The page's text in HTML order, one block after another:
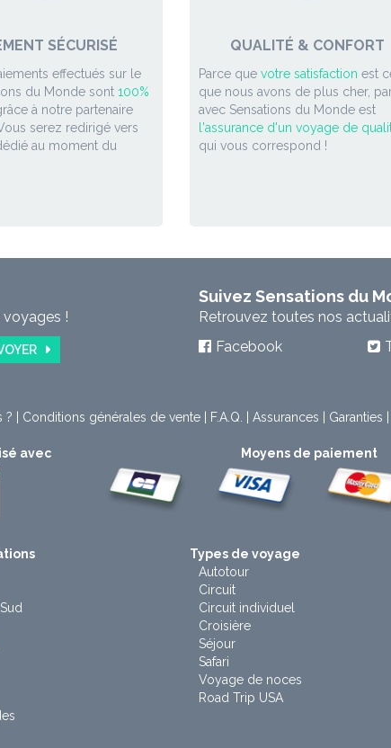
SÉCURISÉ
effectués sur le
du Monde sont 100%
à notre partenaire
serez redirigé vers
au moment du
QUALITÉ & CONFORT
Parce que votre satisfaction est
que nous avons de plus cher,
avec Sensations du Monde est
l'assurance d'un voyage de
qui vous correspond !
voyages !
Suivez Sensations du
Retrouvez toutes nos
Facebook
? Conditions générales de vente| F.A.Q. Assurances Garanties
avec Moyens de paiement
Types de voyage
Autotour
Circuit
Circuit individuel
Croisière
Séjour
Safari
Voyage de noces
Road Trip USA